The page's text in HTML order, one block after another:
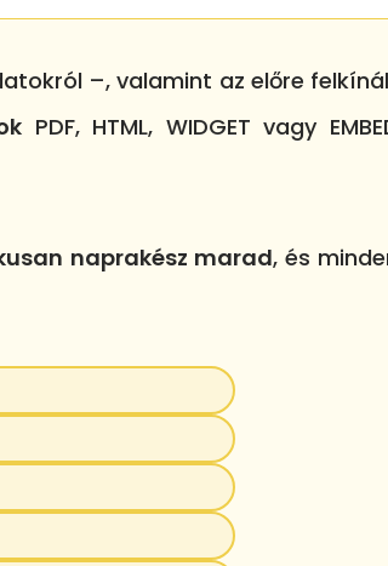
–, valamint az előre
PDF, HTML, WIDGET vagy
naprakész marad, és